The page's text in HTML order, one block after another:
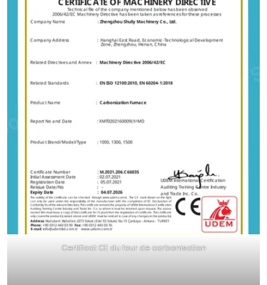
Certificat CE du four de carbonisation